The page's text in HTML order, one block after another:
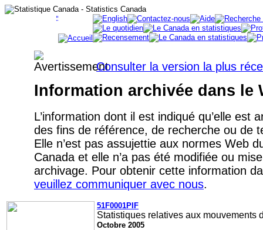
Consulter la version la plus
Information archivée dans le
L’information dont il est indiqué qu’elle est
des fins de référence, de recherche ou de
Elle n’est pas assujettie aux normes Web
Canada et elle n’a pas été modifiée ou
archivage. Pour obtenir cette information
veuillez communiquer avec nous.
51F0001PIF
Statistiques relatives aux mouvements
Octobre 2005